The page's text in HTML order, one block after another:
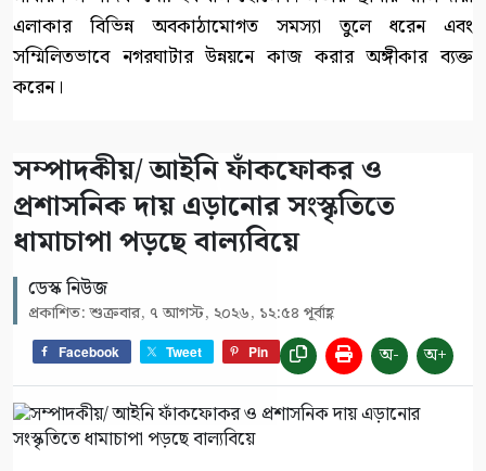
এলাকার বিভিন্ন অবকাঠামোগত সমস্যা তুলে ধরেন এবং
সম্মিলিতভাবে নগরঘাটার উন্নয়নে কাজ করার অঙ্গীকার ব্যক্ত
করেন।
সম্পাদকীয়/ আইনি ফাঁকফোকর ও
প্রশাসনিক দায় এড়ানোর সংস্কৃতিতে
ধামাচাপা পড়ছে বাল্যবিয়ে
ডেস্ক নিউজ
প্রকাশিত: শুক্রবার, ৭ আগস্ট, ২০২৬, ১২:৫৪ পূর্বাহ্ণ
Facebook Tweet Pin অ- অ+